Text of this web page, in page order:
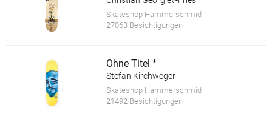
Skateshop Hammerschmid
27063 Besichtigungen
Ohne Titel *
Stefan Kirchweger
Skateshop Hammerschmid
21492 Besichtigungen